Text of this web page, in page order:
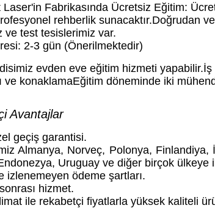
Laser'in Fabrikasında Ücretsiz Eğitim:
rehberlik sunacaktır.Doğrudan
ve test tesislerimiz var.
2-3 gün (Önerilmektedir)
evden eve eğitim hizmeti
ve konaklamaEğitim döneminde iki
Avantajlar
geçiş garantisi.
Almanya, Norveç, Polonya,
Uruguay ve diğer birçok ülkeye
izlenemeyen ödeme şartları.
hizmet.
ile rekabetçi fiyatlarla yüksek kaliteli